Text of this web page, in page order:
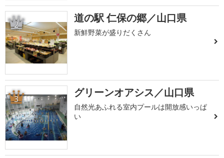
2 道の駅 仁保の郷／山口県
新鮮野菜が盛りだくさん
3 グリーンオアシス／山口県
自然光あふれる室内プールは開放感いっぱ
い